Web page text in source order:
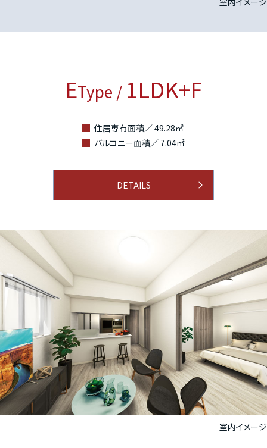
EType / 1LDK+F
住居専有面積／ 49.28㎡
バルコニー面積／ 7.04㎡
DETAILS
室内イメージ